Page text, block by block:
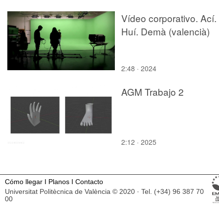
Vídeo corporativo. Ací.
Huí. Demà (valencià)
2:48 · 2024
AGM Trabajo 2
2:12 · 2025
Cómo llegar I Planos I Contacto
Universitat Politècnica de València © 2020 · Tel. (+34) 96 387 70
00